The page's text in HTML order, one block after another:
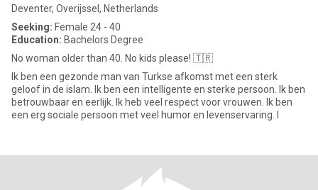
Deventer, Overijssel, Netherlands
Seeking: Female 24 - 40
Education: Bachelors Degree
No woman older than 40. No kids please! 🇹🇷
Ik ben een gezonde man van Turkse afkomst met een sterk
geloof in de islam. Ik ben een intelligente en sterke persoon. Ik ben
betrouwbaar en eerlijk. Ik heb veel respect voor vrouwen. Ik ben
een erg sociale persoon met veel humor en levenservaring. I